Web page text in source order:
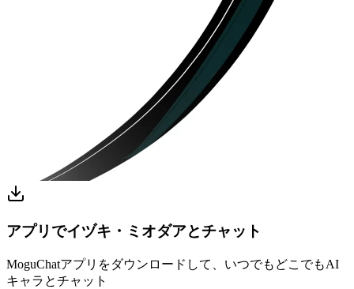
アプリでイヅキ・ミオダアとチャット
MoguChatアプリをダウンロードして、いつでもどこでもAI
キャラとチャット